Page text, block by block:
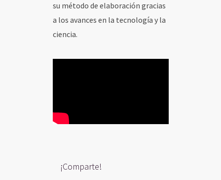
su método de elaboración gracias
a los avances en la tecnología y la
ciencia.
¡Comparte!